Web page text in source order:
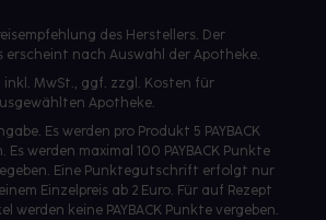
des Herstellers. Der
erscheint nach Auswahl der Apotheke.
inkl. MwSt., ggf. zzgl. Kosten für
Apotheke.
Es werden pro Produkt 5 PAYBACK
Es werden maximal 100 PAYBACK Punkte
Eine Punktegutschrift erfolgt nur
Einzelpreis ab 2 Euro. Für auf Rezept
werden keine PAYBACK Punkte vergeben.